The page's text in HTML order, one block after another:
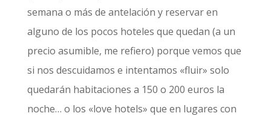
semana o más de antelación y reservar en
alguno de los pocos hoteles que quedan (a un
precio asumible, me refiero) porque vemos que
si nos descuidamos e intentamos «fluir» solo
quedarán habitaciones a 150 o 200 euros la
noche… o los «love hotels» que en lugares con